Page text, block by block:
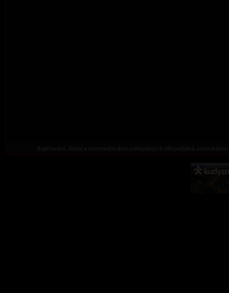
Kopírování, šíření a rozmnožování uveřejněných děl podléhá autorskému